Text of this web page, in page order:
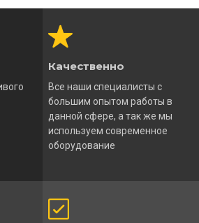
Качественно
Все наши специалисты с
большим опытом работы в
данной сфере, а так же мы
используем современное
оборудование